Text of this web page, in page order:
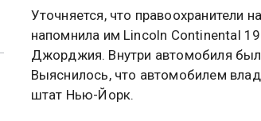
Уточняется, что правоохранители
напомнила им Lincoln Continental
Джорджия. Внутри автомобиля
Выяснилось, что автомобилем
штат Нью-Йорк.